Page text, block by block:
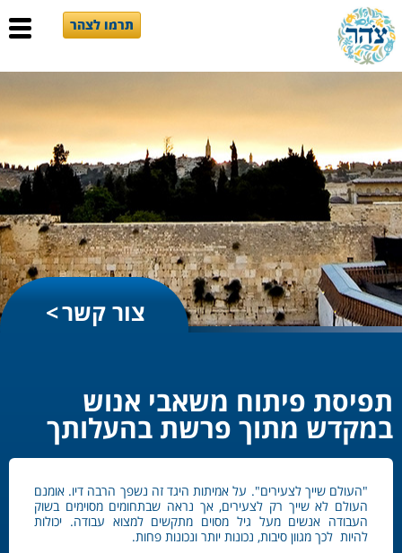
תרמו לצהר
צור קשר
תפיסת פיתוח משאבי אנוש
במקדש מתוך פרשת בהעלותך
"העולם שייך לצעירים". על אמיתות היגד זה נשפך הרבה דיו. אומנם
העולם לא שייך רק לצעירים, אך נראה שבתחומים מסוימים בשוק
העבודה אנשים מעל גיל מסוים מתקשים למצוא עבודה. יכולות
להיות לכך מגוון סיבות, נכונות יותר ונכונות פחות.